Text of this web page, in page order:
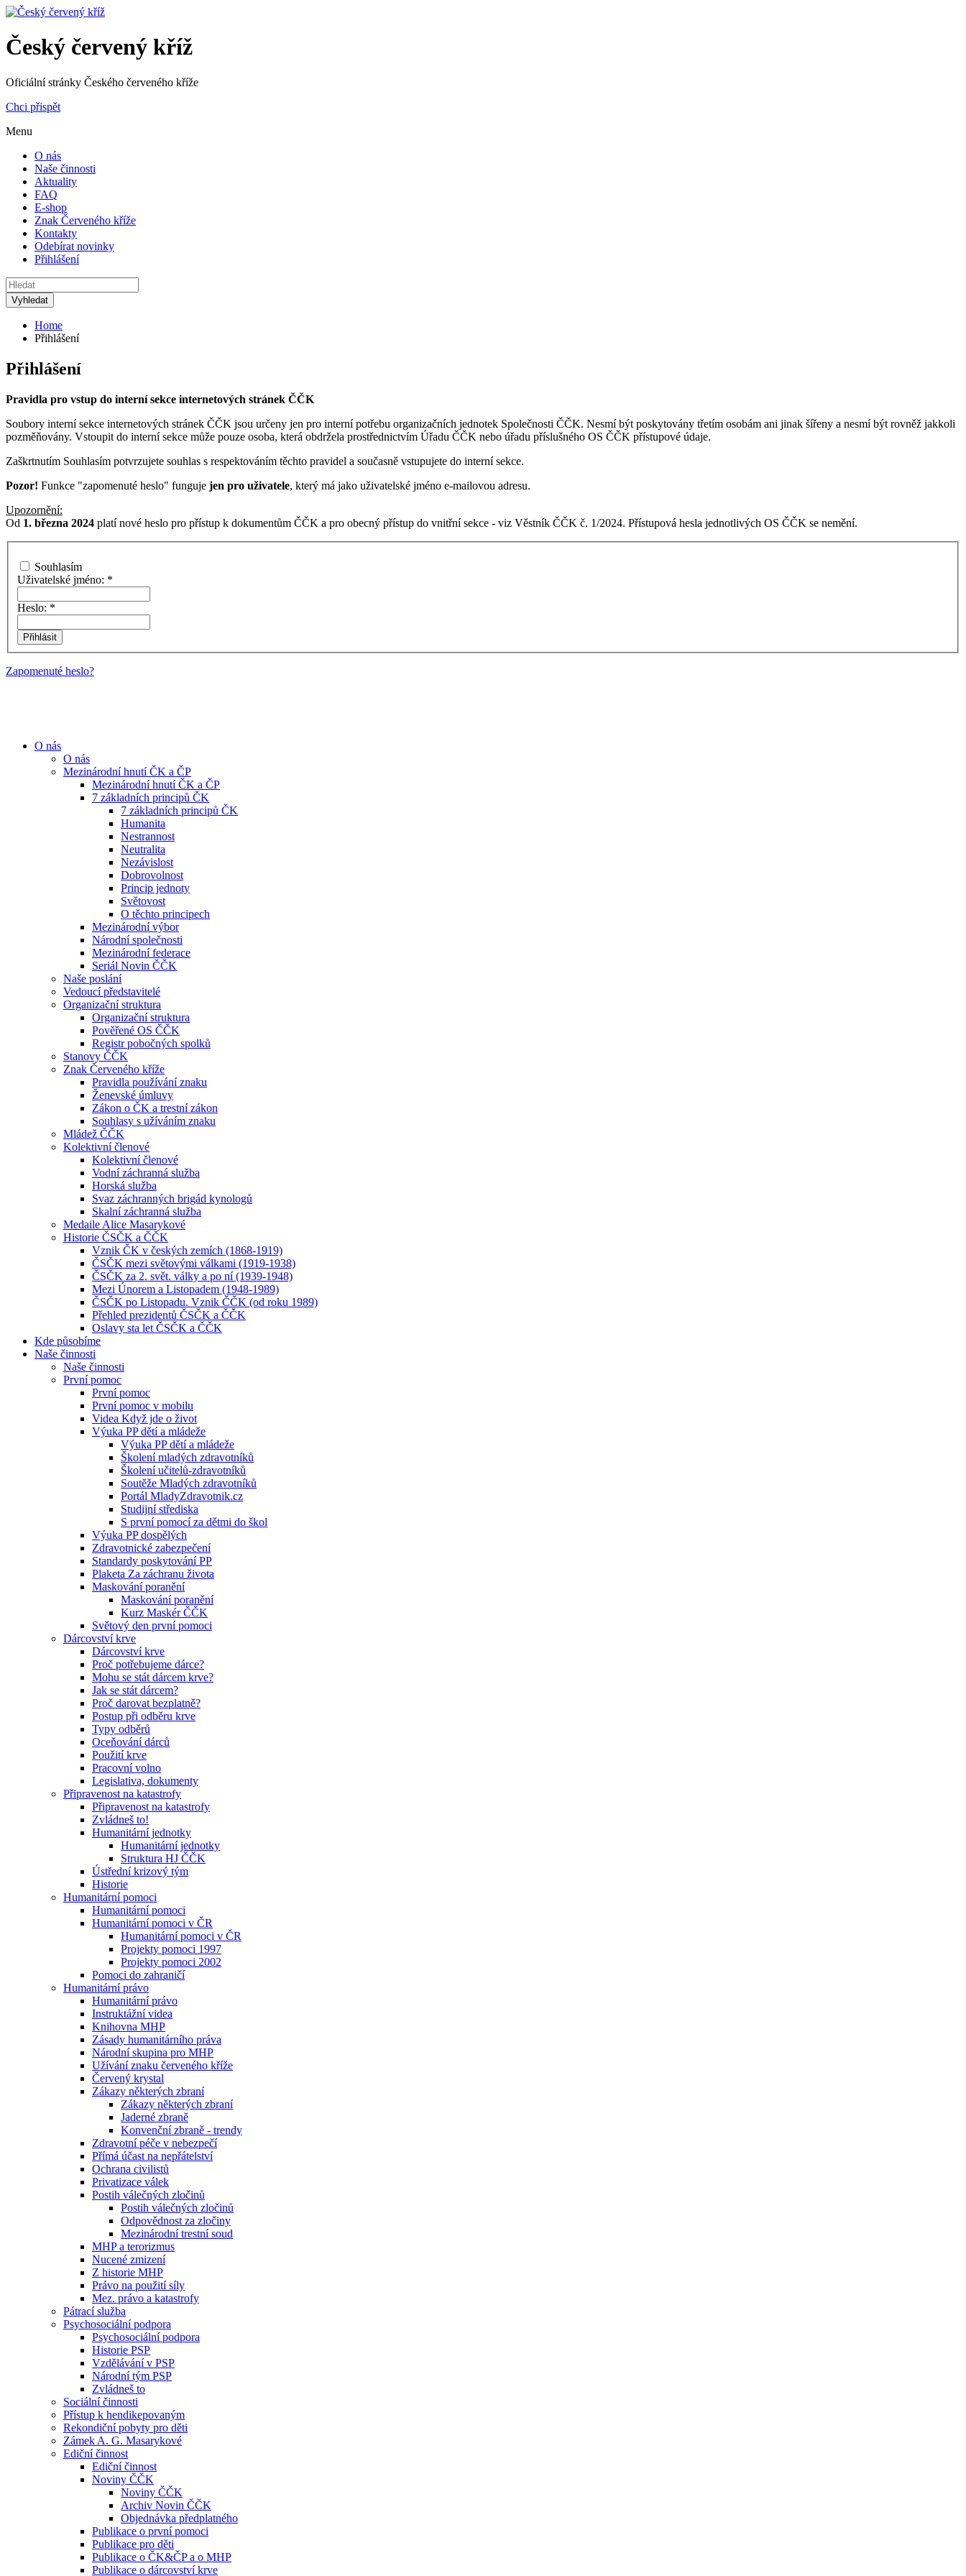
Český červený kříž
Oficiální stránky Českého červeného kříže
Chci přispět
Menu
O nás
Naše činnosti
Aktuality
FAQ
E-shop
Znak Červeného kříže
Kontakty
Odebírat novinky
Přihlášení
Home
Přihlášení
Přihlášení
Pravidla pro vstup do interní sekce internetových stránek ČČK
Soubory interní sekce internetových stránek ČČK jsou určeny jen pro interní potřebu organizačních jednotek Společnosti ČČK. Nesmí být poskytovány třetím osobám ani jinak šířeny a nesmí být rovněž jakkoli
pozměňovány. Vstoupit do interní sekce může pouze osoba, která obdržela prostřednictvím Úřadu ČČK nebo úřadu příslušného OS ČČK přístupové údaje.
Zaškrtnutím Souhlasím potvrzujete souhlas s respektováním těchto pravidel a současně vstupujete do interní sekce.
Pozor! Funkce "zapomenuté heslo" funguje jen pro uživatele, který má jako uživatelské jméno e-mailovou adresu.
Upozornění:
Od 1. března 2024 platí nové heslo pro přístup k dokumentům ČČK a pro obecný přístup do vnitřní sekce - viz Věstník ČČK č. 1/2024. Přístupová hesla jednotlivých OS ČČK se nemění.
Souhlasím
Uživatelské jméno: *
Heslo: *
Zapomenuté heslo?
O nás
O nás
Mezinárodní hnutí ČK a ČP
Mezinárodní hnutí ČK a ČP
7 základních principů ČK
7 základních principů ČK
Humanita
Nestrannost
Neutralita
Nezávislost
Dobrovolnost
Princip jednoty
Světovost
O těchto principech
Mezinárodní výbor
Národní společnosti
Mezinárodní federace
Seriál Novin ČČK
Naše poslání
Vedoucí představitelé
Organizační struktura
Organizační struktura
Pověřené OS ČČK
Registr pobočných spolků
Stanovy ČČK
Znak Červeného kříže
Pravidla používání znaku
Ženevské úmluvy
Zákon o ČK a trestní zákon
Souhlasy s užíváním znaku
Mládež ČČK
Kolektivní členové
Kolektivní členové
Vodní záchranná služba
Horská služba
Svaz záchranných brigád kynologů
Skalní záchranná služba
Medaile Alice Masarykové
Historie ČSČK a ČČK
Vznik ČK v českých zemích (1868-1919)
ČSČK mezi světovými válkami (1919-1938)
ČSČK za 2. svět. války a po ní (1939-1948)
Mezi Únorem a Listopadem (1948-1989)
ČSČK po Listopadu. Vznik ČČK (od roku 1989)
Přehled prezidentů ČSČK a ČČK
Oslavy sta let ČSČK a ČČK
Kde působíme
Naše činnosti
Naše činnosti
První pomoc
První pomoc
První pomoc v mobilu
Videa Když jde o život
Výuka PP dětí a mládeže
Výuka PP dětí a mládeže
Školení mladých zdravotníků
Školení učitelů-zdravotníků
Soutěže Mladých zdravotníků
Portál MladyZdravotnik.cz
Studijní střediska
S první pomocí za dětmi do škol
Výuka PP dospělých
Zdravotnické zabezpečení
Standardy poskytování PP
Plaketa Za záchranu života
Maskování poranění
Maskování poranění
Kurz Maskér ČČK
Světový den první pomoci
Dárcovství krve
Dárcovství krve
Proč potřebujeme dárce?
Mohu se stát dárcem krve?
Jak se stát dárcem?
Proč darovat bezplatně?
Postup při odběru krve
Typy odběrů
Oceňování dárců
Použití krve
Pracovní volno
Legislativa, dokumenty
Připravenost na katastrofy
Připravenost na katastrofy
Zvládneš to!
Humanitární jednotky
Humanitární jednotky
Struktura HJ ČČK
Ústřední krizový tým
Historie
Humanitární pomoci
Humanitární pomoci
Humanitární pomoci v ČR
Humanitární pomoci v ČR
Projekty pomoci 1997
Projekty pomoci 2002
Pomoci do zahraničí
Humanitární právo
Humanitární právo
Instruktážní videa
Knihovna MHP
Zásady humanitárního práva
Národní skupina pro MHP
Užívání znaku červeného kříže
Červený krystal
Zákazy některých zbraní
Zákazy některých zbraní
Jaderné zbraně
Konvenční zbraně - trendy
Zdravotní péče v nebezpečí
Přímá účast na nepřátelství
Ochrana civilistů
Privatizace válek
Postih válečných zločinů
Postih válečných zločinů
Odpovědnost za zločiny
Mezinárodní trestní soud
MHP a terorizmus
Nucené zmizení
Z historie MHP
Právo na použití síly
Mez. právo a katastrofy
Pátrací služba
Psychosociální podpora
Psychosociální podpora
Historie PSP
Vzdělávání v PSP
Národní tým PSP
Zvládneš to
Sociální činnosti
Přístup k hendikepovaným
Rekondiční pobyty pro děti
Zámek A. G. Masarykové
Ediční činnost
Ediční činnost
Noviny ČČK
Noviny ČČK
Archiv Novin ČČK
Objednávka předplatného
Publikace o první pomoci
Publikace pro děti
Publikace o ČK&ČP a o MHP
Publikace o dárcovství krve